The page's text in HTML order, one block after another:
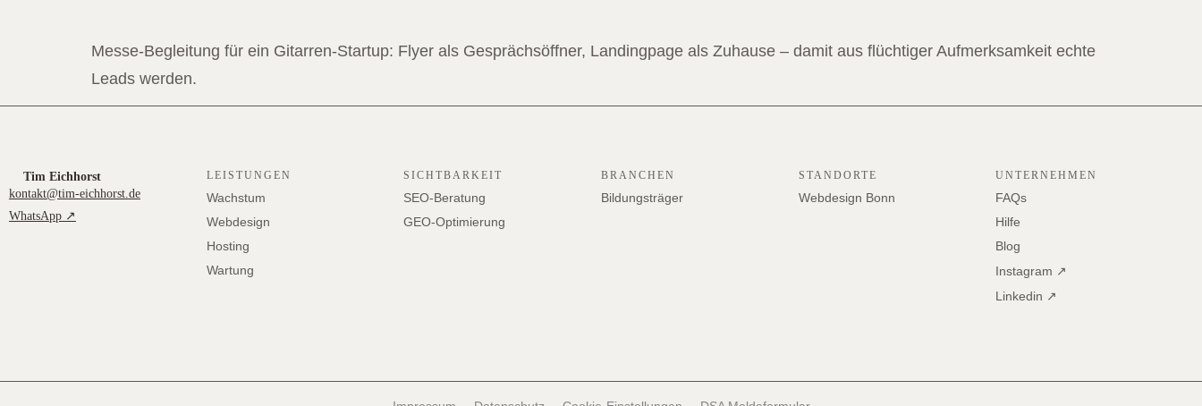
Messe-Begleitung für ein Gitarren-Startup: Flyer als Gesprächsöffner, Landingpage als Zuhause – damit aus flüchtiger Aufmerksamkeit echte
Leads werden.
Tim Eichhorst
kontakt@tim-eichhorst.de
WhatsApp ↗
LEISTUNGEN
Wachstum
Webdesign
Hosting
Wartung
SICHTBARKEIT
SEO-Beratung
GEO-Optimierung
BRANCHEN
Bildungsträger
STANDORTE
Webdesign Bonn
UNTERNEHMEN
FAQs
Hilfe
Blog
Instagram ↗
Linkedin ↗